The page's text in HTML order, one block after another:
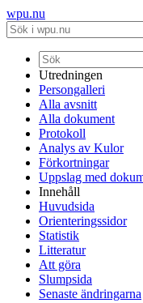
wpu.nu
Utredningen
Persongalleri
Alla avsnitt
Alla dokument
Protokoll
Analys av Kulor
Förkortningar
Uppslag med
Innehåll
Huvudsida
Orienteringssidor
Statistik
Litteratur
Att göra
Slumpsida
Senaste ändringarna